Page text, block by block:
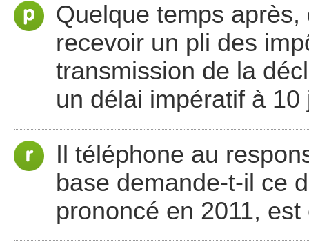
Quelque temps
recevoir un pli des
transmission de la
un délai impératif à 10
Il téléphone au
base demande-t-il ce
prononcé en 2011,